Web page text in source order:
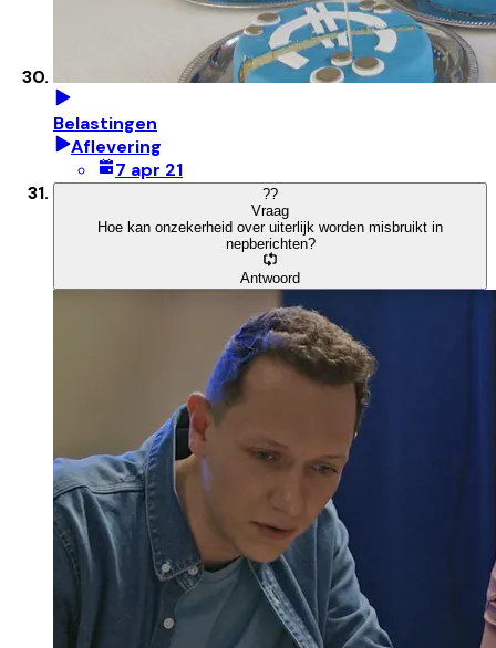
Belastingen
Aflevering
7 apr 21
??
Vraag
Hoe kan onzekerheid over uiterlijk worden misbruikt in
nepberichten?
Antwoord